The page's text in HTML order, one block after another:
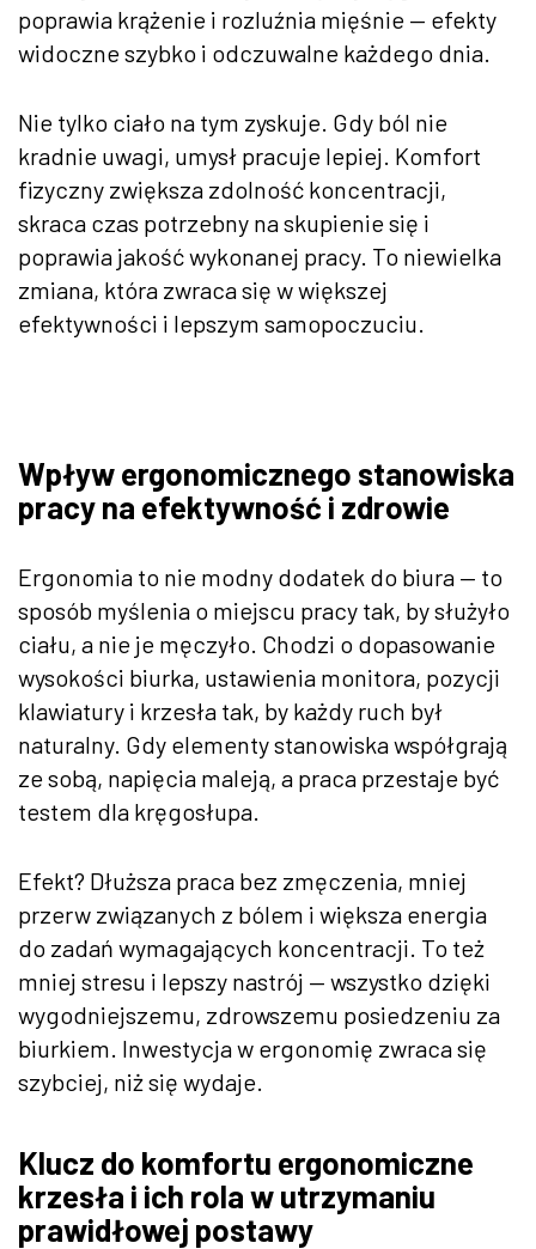
poprawia krążenie i rozluźnia mięśnie — efekty
widoczne szybko i odczuwalne każdego dnia.
Nie tylko ciało na tym zyskuje. Gdy ból nie
kradnie uwagi, umysł pracuje lepiej. Komfort
fizyczny zwiększa zdolność koncentracji,
skraca czas potrzebny na skupienie się i
poprawia jakość wykonanej pracy. To niewielka
zmiana, która zwraca się w większej
efektywności i lepszym samopoczuciu.
Wpływ ergonomicznego stanowiska
pracy na efektywność i zdrowie
Ergonomia to nie modny dodatek do biura — to
sposób myślenia o miejscu pracy tak, by służyło
ciału, a nie je męczyło. Chodzi o dopasowanie
wysokości biurka, ustawienia monitora, pozycji
klawiatury i krzesła tak, by każdy ruch był
naturalny. Gdy elementy stanowiska współgrają
ze sobą, napięcia maleją, a praca przestaje być
testem dla kręgosłupa.
Efekt? Dłuższa praca bez zmęczenia, mniej
przerw związanych z bólem i większa energia
do zadań wymagających koncentracji. To też
mniej stresu i lepszy nastrój — wszystko dzięki
wygodniejszemu, zdrowszemu posiedzeniu za
biurkiem. Inwestycja w ergonomię zwraca się
szybciej, niż się wydaje.
Klucz do komfortu ergonomiczne
krzesła i ich rola w utrzymaniu
prawidłowej postawy